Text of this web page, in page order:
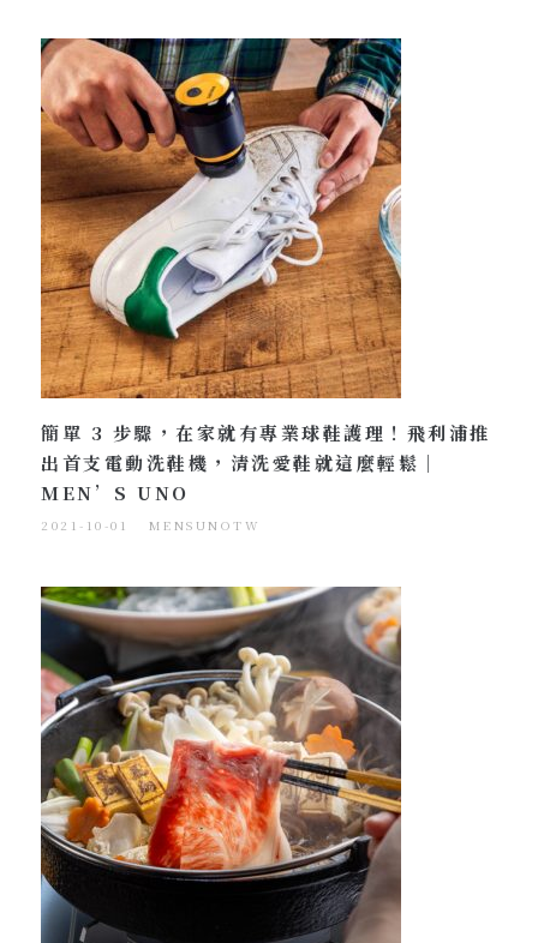
簡單 3 步驟，在家就有專業球鞋護理！飛利浦推
出首支電動洗鞋機，清洗愛鞋就這麼輕鬆｜
MEN’S UNO
2021-10-01 MENSUNOTW